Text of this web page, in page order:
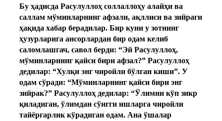
Бу ҳадисда Расулуллоҳ соллаллоҳу алайҳи ва
саллам мўминларнинг афзали, ақллиси ва зийраги
ҳақида хабар берадилар. Бир куни у зотнинг
ҳузурларига ансорлардан бир одам келиб
саломлашгач, савол берди: “Эй Расулуллоҳ,
мўминларнинг қайси бири афзал?” Расулуллоҳ
дедилар: “Хулқи энг чиройли бўлган киши”. У
одам сўради: “Мўминларнинг қайси бири энг
зийрак?” Расулуллоҳ дедилар: “Ўлимни кўп зикр
қиладиган, ўлимдан сўнгги ишларга чиройли
тайёргарлик кўрадиган одам. Ана ўшалар